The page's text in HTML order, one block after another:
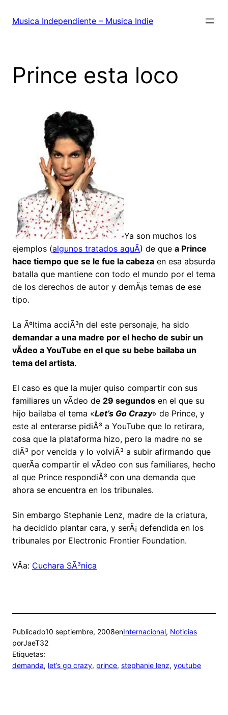
Musica Independiente – Musica Indie
Prince esta loco
Ya son muchos los
ejemplos (algunos tratados aquÃ­) de que a Prince
hace tiempo que se le fue la cabeza en esa absurda
batalla que mantiene con todo el mundo por el tema
de los derechos de autor y demÃ¡s temas de ese
tipo.
La Ãºltima acciÃ³n del este personaje, ha sido
demandar a una madre por el hecho de subir un
vÃ­deo a YouTube en el que su bebe bailaba un
tema del artista.
El caso es que la mujer quiso compartir con sus
familiares un vÃ­deo de 29 segundos en el que su
hijo bailaba el tema «Let’s Go Crazy» de Prince, y
este al enterarse pidiÃ³ a YouTube que lo retirara,
cosa que la plataforma hizo, pero la madre no se
diÃ³ por vencida y lo volviÃ³ a subir afirmando que
querÃ­a compartir el vÃ­deo con sus familiares, hecho
al que Prince respondiÃ³ con una demanda que
ahora se encuentra en los tribunales.
Sin embargo Stephanie Lenz, madre de la criatura,
ha decidido plantar cara, y serÃ¡ defendida en los
tribunales por Electronic Frontier Foundation.
VÃ­a: Cuchara SÃ³nica
Publicado10 septiembre, 2008enInternacional, Noticias
porJaeT32
Etiquetas:
demanda, let’s go crazy, prince, stephanie lenz, youtube